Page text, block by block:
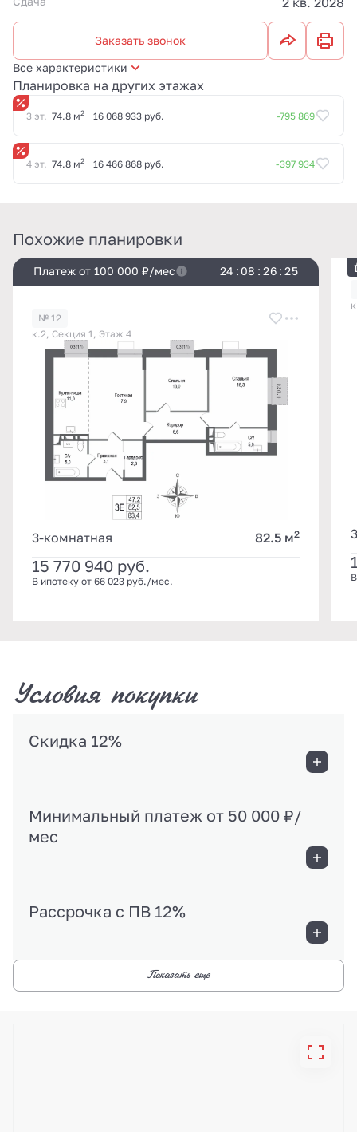
Заказать звонок
Все характеристики
Планировка на других этажах
3 эт. 74.8 м2 16 068 933 руб. -795 869
4 эт. 74.8 м2 16 466 868 руб. -397 934
Похожие планировки
Платеж от 100 000 ₽/мес 24 :08 : 26 : 25
№ 12
к.2, Секция 1, Этаж 4
3-комнатная 82.5 м2
15 770 940 руб.
В ипотеку от 66 023 руб./мес.
Условия покупки
Скидка 12%
Минимальный платеж от 50 000 ₽/
мес
Рассрочка с ПВ 12%
Показать еще